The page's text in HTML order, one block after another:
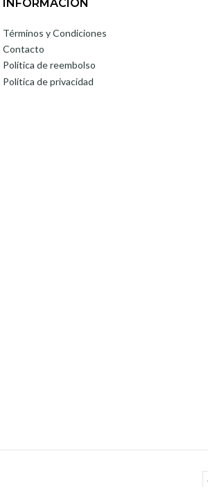
INFORMACIÓN
Términos y Condiciones
Contacto
Política de reembolso
Política de privacidad